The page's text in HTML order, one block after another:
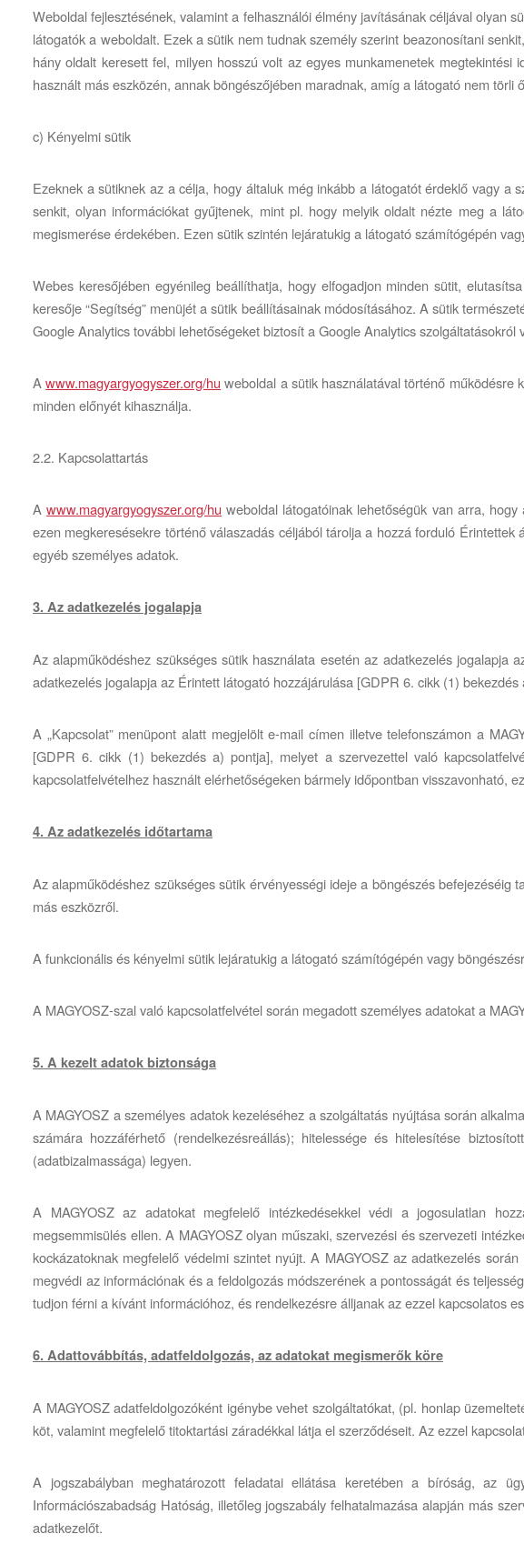
Weboldal fejlesztésének, valamint a felhasználói élmény javításának céljával olyan
látogatók a weboldalt. Ezek a sütik nem tudnak személy szerint beazonosítani
hány oldalt keresett fel, milyen hosszú volt az egyes munkamenetek
használt más eszközén, annak böngészőjében maradnak, amíg a látogató nem törli
c) Kényelmi sütik
Ezeknek a sütiknek az a célja, hogy általuk még inkább a látogatót érdeklő vagy
senkit, olyan információkat gyűjtenek, mint pl. hogy melyik oldalt nézte meg a
megismerése érdekében. Ezen sütik szintén lejáratukig a látogató számítógépén
Webes keresőjében egyénileg beállíthatja, hogy elfogadjon minden sütit,
keresője “Segítség” menüjét a sütik beállításainak módosításához. A sütik
Google Analytics további lehetőségeket biztosít a Google Analytics szolgáltatásokról
Awww.magyargyogyszer.org/hu weboldal a sütik használatával történő működésre
minden előnyét kihasználja.
2.2. Kapcsolattartás
Awww.magyargyogyszer.org/hu weboldal látogatóinak lehetőségük van arra,
ezen megkeresésekre történő válaszadás céljából tárolja a hozzá forduló
egyéb személyes adatok.
3. Az adatkezelés jogalapja
Az alapműködéshez szükséges sütik használata esetén az adatkezelés
adatkezelés jogalapja az Érintett látogató hozzájárulása [GDPR 6. cikk (1)
A „Kapcsolat” menüpont alatt megjelölt e-mail címen illetve telefonszámon a
[GDPR 6. cikk (1) bekezdés a) pontja], melyet a szervezettel való
kapcsolatfelvételhez használt elérhetőségeken bármely időpontban visszavonható,
4. Az adatkezelés időtartama
Az alapműködéshez szükséges sütik érvényességi ideje a böngészés
más eszközről.
A funkcionális és kényelmi sütik lejáratukig a látogató számítógépén vagy
A MAGYOSZ-szal való kapcsolatfelvétel során megadott személyes adatokat a
5. A kezelt adatok biztonsága
A MAGYOSZ a személyes adatok kezeléséhez a szolgáltatás nyújtása során
számára hozzáférhető (rendelkezésreállás); hitelessége és hitelesítése
(adatbizalmassága) legyen.
A MAGYOSZ az adatokat megfelelő intézkedésekkel védi a jogosulatlan
megsemmisülés ellen. A MAGYOSZ olyan műszaki, szervezési és szervezeti
kockázatoknak megfelelő védelmi szintet nyújt. A MAGYOSZ az adatkezelés
megvédi az információnak és a feldolgozás módszerének a pontosságát és
tudjon férni a kívánt információhoz, és rendelkezésre álljanak az ezzel kapcsolatos
6. Adattovábbítás, adatfeldolgozás, az adatokat megismerők köre
A MAGYOSZ adatfeldolgozóként igénybe vehet szolgáltatókat, (pl. honlap
köt, valamint megfelelő titoktartási záradékkal látja el szerződéseit. Az ezzel
A jogszabályban meghatározott feladatai ellátása keretében a bíróság, az
Információszabadság Hatóság, illetőleg jogszabály felhatalmazása alapján más
adatkezelőt.